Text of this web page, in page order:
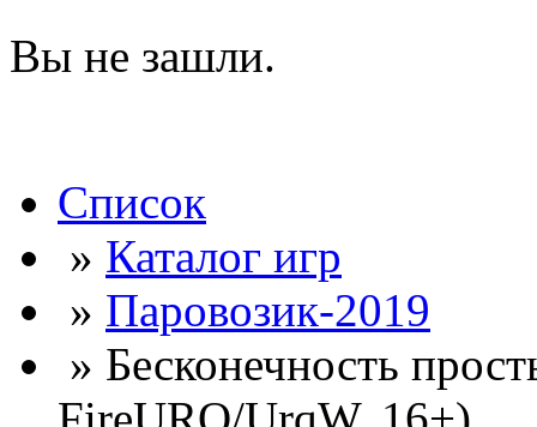
Вы не зашли.
Список
» Каталог игр
» Паровозик-2019
» Бесконечность